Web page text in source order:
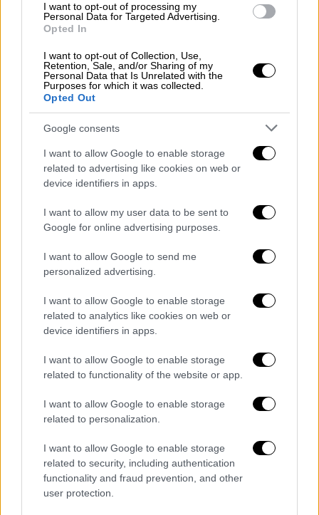
I want to opt-out of processing my
Personal Data for Targeted Advertising.
Opted In
I want to opt-out of Collection, Use,
Retention, Sale, and/or Sharing of my
Personal Data that Is Unrelated with the
Purposes for which it was collected.
Opted Out
Google consents
I want to allow Google to enable storage
related to advertising like cookies on web or
device identifiers in apps.
I want to allow my user data to be sent to
Google for online advertising purposes.
I want to allow Google to send me
personalized advertising.
I want to allow Google to enable storage
related to analytics like cookies on web or
device identifiers in apps.
I want to allow Google to enable storage
related to functionality of the website or app.
I want to allow Google to enable storage
related to personalization.
I want to allow Google to enable storage
related to security, including authentication
functionality and fraud prevention, and other
user protection.
Ριέκα - ΠΑΟΚ: Απόψε στο OPEN η πρώτη
μάχη πρόκρισης στη League Phase του
Europa League
Σε απευθείας μετάδοση από την Κροατία
η πρώτη αναμέτρηση για τα Playoffs της
διοργάνωσης
Ελλάδα|21.07.2024 06:51
Καθηγητής ΑΠΘ για πανώλη: Τεράστιος
ο κίνδυνος για ισχυρό πλήγμα στην
οικονομία - Οι τρόποι μετάδοσης
Κατά τον καθηγητή Μικροβιολογίας και